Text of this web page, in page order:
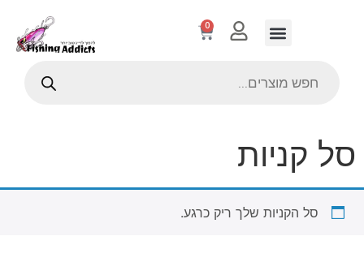
0
סל קניות
סל הקניות שלך ריק כרגע.